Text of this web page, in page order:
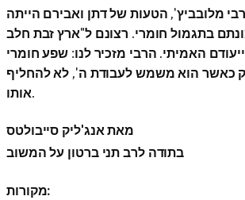
מלובביץ', הטעות של דתן ואבירם הייתה
בתגמול חומרי. רצונם ל"ארץ זבת חלב
האמיתי. הרבי מזכיר לנו: שפע חומרי
כאשר הוא משמש לעבודת ה', לא להחליף
אותו.
מאת אנג'ליק סייבולטס
בתודה לרב תני ברטון על המשוב
מקורות: